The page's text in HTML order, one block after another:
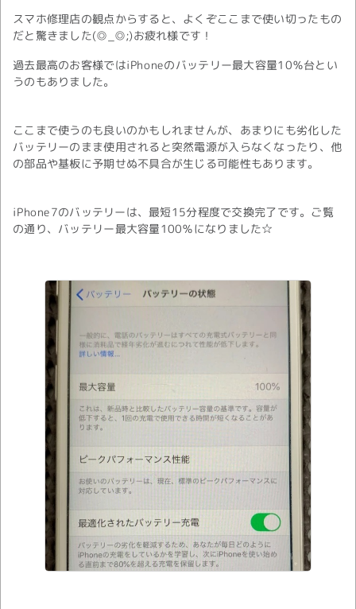
スマホ修理店の観点からすると、よくぞここまで使い切ったもの
だと驚きました(◎_◎;)お疲れ様です！
過去最高のお客様ではiPhoneのバッテリー最大容量10％台とい
うのもありました。
ここまで使うのも良いのかもしれませんが、あまりにも劣化した
バッテリーのまま使用されると突然電源が入らなくなったり、他
の部品や基板に予期せぬ不具合が生じる可能性もあります。
iPhone7のバッテリーは、最短15分程度で交換完了です。ご覧
の通り、バッテリー最大容量100％になりました☆